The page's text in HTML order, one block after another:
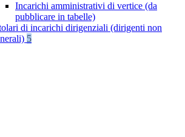
Incarichi amministrativi di vertice (da
pubblicare in tabelle)
di incarichi dirigenziali (dirigenti non
5